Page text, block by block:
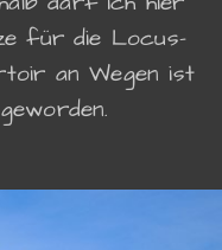
für die Locus-
an Wegen ist